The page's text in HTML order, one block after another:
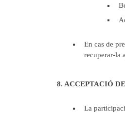
En cas de
recuperar-la
8. ACCEPTACIÓ
La